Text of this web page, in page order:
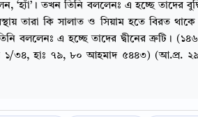
‘হ্যাঁ’। তখন তিনি বললেনঃ এ হচ্ছে তাদের
তারা কি সালাত ও সিয়াম হতে বিরত থাকে
বললেনঃ এ হচ্ছে তাদের দ্বীনের ত্রুটি।
১/৩৪, হাঃ ৭৯, ৮০ আহমাদ ৫৪৪৩) (আ.প্র.